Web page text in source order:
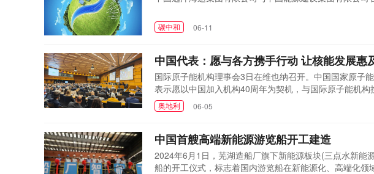
碳中和 06-11
中国代表：愿与各方携手行动 让核能发展惠
国际原子能机构理事会3日在维也纳召开。中国国家原子
表示愿以中国加入机构40周年为契机，与国际原子能机构
奥地利 06-05
中国首艘高端新能源游览船开工建造
2024年6月1日，芜湖造船厂旗下新能源板块(三点水新
船的开工仪式，标志着国内游览船在新能源化、高端化领